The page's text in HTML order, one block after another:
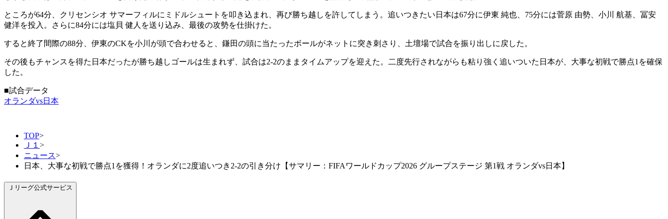
ところが64分、クリセンシオ サマーフィルにミドルシュートを叩き込まれ、再び勝ち越しを許してしまう。追いつきたい日本は67分に伊東 純也、75分には菅原 由勢、小川 航基、冨安
健洋を投入。さらに84分には塩貝 健人を送り込み、最後の攻勢を仕掛けた。
すると終了間際の88分、伊東のCKを小川が頭で合わせると、鎌田の頭に当たったボールがネットに突き刺さり、土壇場で試合を振り出しに戻した。
その後もチャンスを得た日本だったが勝ち越しゴールは生まれず、試合は2-2のままタイムアップを迎えた。二度先行されながらも粘り強く追いついた日本が、大事な初戦で勝点1を確保
した。
■試合データ
オランダvs日本
TOP>
Ｊ１ >
ニュース>
日本、大事な初戦で勝点1を獲得！オランダに2度追いつき2-2の引き分け【サマリー：FIFAワールドカップ2026 グループステージ 第1戦 オランダvs日本】
Ｊリーグ公式サービス